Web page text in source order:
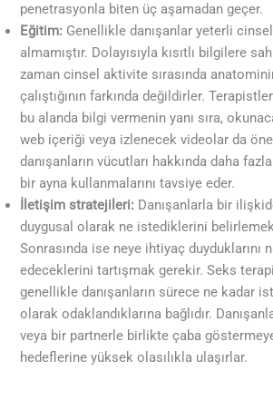
penetrasyonla biten üç aşamadan geçer.
Eğitim: Genellikle danışanlar yeterli
almamıştır. Dolayısıyla kısıtlı bilgilere
zaman cinsel aktivite sırasında
çalıştığının farkında değildirler.
bu alanda bilgi vermenin yanı sıra,
web içeriği veya izlenecek videolar da
danışanların vücutları hakkında daha
bir ayna kullanmalarını tavsiye eder.
İletişim stratejileri: Danışanlarla bir
duygusal olarak ne istediklerini
Sonrasında ise neye ihtiyaç duyduklarını
edeceklerini tartışmak gerekir. Seks
genellikle danışanların sürece ne kadar
olarak odaklandıklarına bağlıdır.
veya bir partnerle birlikte çaba
hedeflerine yüksek olasılıkla ulaşırlar.